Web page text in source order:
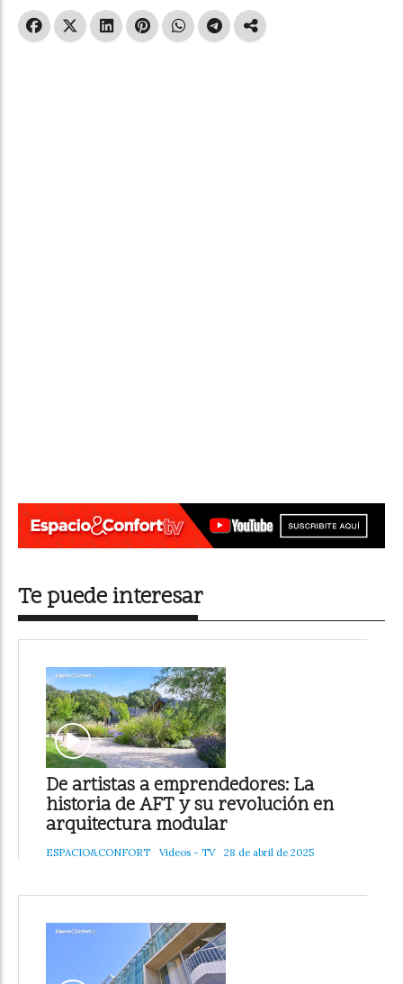
Te puede interesar
De artistas a emprendedores: La
historia de AFT y su revolución en
arquitectura modular
ESPACIO&CONFORT Videos - TV 28 de abril de 2025